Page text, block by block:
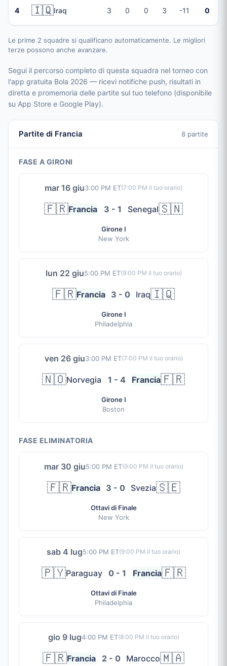
4 🇮🇶Iraq 3 0 0 3 -11 0
Le prime 2 squadre si qualificano automaticamente. Le migliori
terze possono anche avanzare.
Segui il percorso completo di questa squadra nel torneo con
l'app gratuita Bola 2026 — ricevi notifiche push, risultati in
diretta e promemoria delle partite sul tuo telefono (disponibile
su App Store e Google Play).
Partite di Francia 8 partite
FASE A GIRONI
mar 16 giu3:00 PM ET(7:00 PM il tuo orario)
🇫🇷Francia 3 - 1 Senegal🇸🇳
Girone I
New York
lun 22 giu5:00 PM ET(9:00 PM il tuo orario)
🇫🇷Francia 3 - 0 Iraq🇮🇶
Girone I
Philadelphia
ven 26 giu3:00 PM ET(7:00 PM il tuo orario)
🇳🇴Norvegia 1 - 4 Francia🇫🇷
Girone I
Boston
FASE ELIMINATORIA
mar 30 giu5:00 PM ET(9:00 PM il tuo orario)
🇫🇷Francia 3 - 0 Svezia🇸🇪
Ottavi di Finale
New York
sab 4 lug5:00 PM ET(9:00 PM il tuo orario)
🇵🇾Paraguay 0 - 1 Francia🇫🇷
Ottavi di Finale
Philadelphia
gio 9 lug4:00 PM ET(8:00 PM il tuo orario)
🇫🇷Francia 2 - 0 Marocco🇲🇦